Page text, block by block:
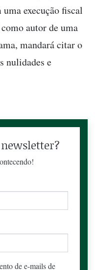
execução fiscal
autor de uma
mandará citar o
nulidades e
de e-mails de